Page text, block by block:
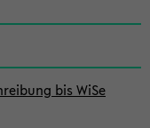
bis WiSe